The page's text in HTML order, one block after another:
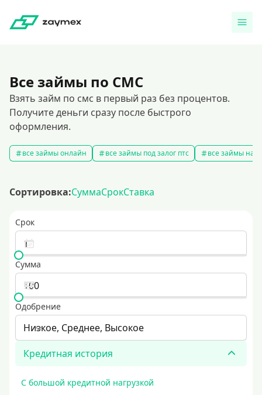
Все займы по СМС
Взять займ по смс в первый раз без процентов.
Получите деньги сразу после быстрого
оформления.
все займы онлайн все займы под залог птс все займы на
Сортировка:СуммаСрокСтавка
Срок
Сумма
Одобрение
Низкое, Среднее, Высокое
Кредитная история
С большой кредитной нагрузкой